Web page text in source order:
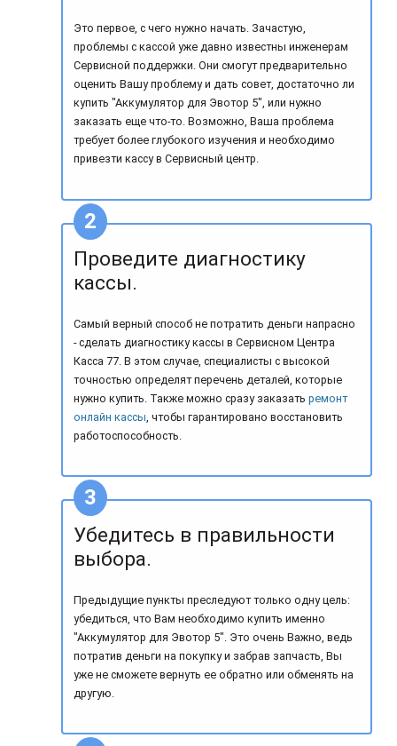
Это первое, с чего нужно начать. Зачастую,
проблемы с кассой уже давно известны инженерам
Сервисной поддержки. Они смогут предварительно
оценить Вашу проблему и дать совет, достаточно ли
купить "Аккумулятор для Эвотор 5", или нужно
заказать еще что-то. Возможно, Ваша проблема
требует более глубокого изучения и необходимо
привезти кассу в Сервисный центр.
Проведите диагностику
кассы.
Самый верный способ не потратить деньги напрасно
- сделать диагностику кассы в Сервисном Центра
Касса 77. В этом случае, специалисты с высокой
точностью определят перечень деталей, которые
нужно купить. Также можно сразу заказатьремонт
онлайн кассы , чтобы гарантировано восстановить
работоспособность.
Убедитесь в правильности
выбора.
Предыдущие пункты преследуют только одну цель:
убедиться, что Вам необходимо купить именно
"Аккумулятор для Эвотор 5". Это очень Важно, ведь
потратив деньги на покупку и забрав запчасть, Вы
уже не сможете вернуть ее обратно или обменять на
другую.